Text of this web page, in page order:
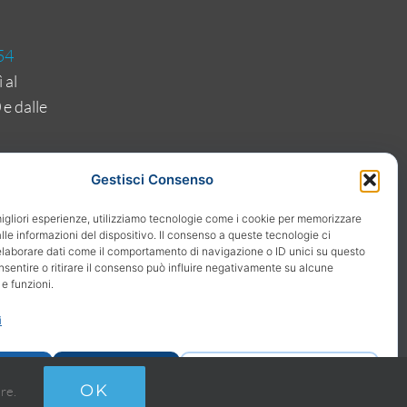
Gestisci Consenso
esperienze, utilizziamo tecnologie come i cookie per memorizzare
informazioni del dispositivo. Il consenso a queste tecnologie ci
dati come il comportamento di navigazione o ID unici su questo
o ritirare il consenso può influire negativamente su alcune
funzioni.
al
dalle
Albo
8420 e
OK